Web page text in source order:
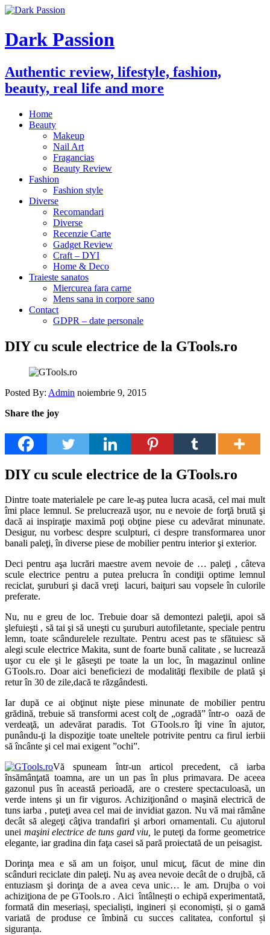
Dark Passion
Authentic review, lifestyle, fashion,
beauty, real life and more
Home
Beauty
Makeup
Nail Art
Fragancias
Beauty Review
Fashion
Fashion style
Diverse
Recomandari
Diverse
Recenzie Carte
Gadget Review
Craft – DYI
Home & Deco
Traieste sanatos
Miercurea fara carne
Mens sana in corpore sano
Contact
GDPR – date personale
DIY cu scule electrice de la GTools.ro
Posted By: Admin noiembrie 9, 2015
Share the joy
DIY cu scule electrice de la GTools.ro
Dintre toate materialele pe care le-aş putea lucra acasă, cel mai mult
îmi place lemnul. Se prelucrează uşor, nu e nevoie de forţă brută şi
dacă ai inspiraţie maximă poţi obţine piese cu adevărat minunate.
Desigur, nu vorbesc despre sculpturi, ci despre transformarea unor
banali paleţi, în diverse piese de mobilier pentru interior şi exterior.
Deci pentru aşa lucrări maestre avem nevoie de … paleţi , câteva
scule electrice pentru a putea prelucra în condiţii optime lemnul
reciclat, şuruburi şi dacă vreţi lacuri, baiţuri sau vopsele în culorile
preferate.
Nu, nu e greu de loc. Trebuie doar să demontezi paleţii, apoi să
şlefuieşti , să tai şi să uneşti cu şuruburi autofiletante, speciale pentru
lemn, toate scândurelele rezultate. Pentru acest pas te sfătuiesc să
alegi scule electrice Makita, sunt de foarte bună calitate , se lucrează
uşor cu ele şi le găseşti pe toate la un loc, în magazinul online
GTools.ro. Doar aici beneficiezi de modalităţi flexibile de plată şi
retur în 30 de zile,dacă te răzgândesti.
Iar după ce ai obţinut nişte piese minunate de mobilier pentru
grădină, trebuie să transformi acest colţ de „ogradă” într-o oază de
verdeaţă, un adevărat paradis. Tot GTools.ro îţi vine în ajutor,
punându-ţi la dispoziţie toate uneltele potrivite pentru ca firul ierbii
să încânte şi cel mai exigent ”ochi”.
Vă spuneam într-un articol precedent, că iarba
însămânţată toamna, are un un pas în plus primavara. De aceea
gazonul pus în această perioadă, are o crestere spectaculoasă, un
verde intens şi un fir viguros. Achiziţionând o maşină electrică de
tuns iarba , puteţi avea cel mai de invidiat gazon. Nu vă mai rămâne
decât să alegeţi câţiva trandafiri şi arbori ornamentali. Cu ajutorul
unei maşini electrice de tuns gard viu, le puteţi da forme geometrice
elegante, iar gradina din faţa casei să pară proiectată de un peisagist.
Dorinţa mea e să am un foişor, unul micuţ, făcut de mine din
scânduri reciclate din paleţi. Nu aş avea nevoie decât de o drujbă, că
entuziasm şi dorinţa de a avea ceva unic… le am. Drujba o voi
achiziţiona de pe GTools.ro . Aici întâlnești o echipă experimentată,
formată din meseriași, specialiști, ingineri și economiști, și o gamă
variată de produse ce îmbină cu succes calitatea, confortul și
siguranța.